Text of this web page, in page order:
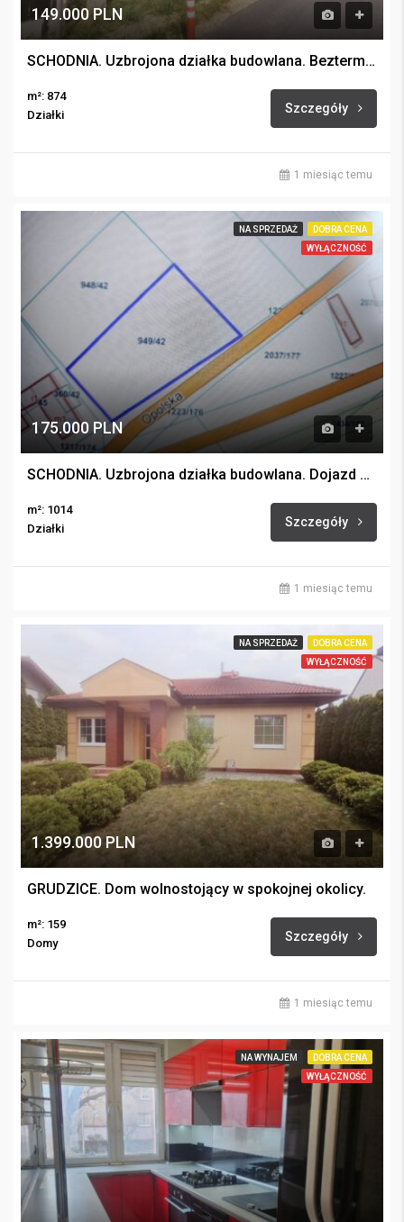
149.000 PLN
SCHODNIA. Uzbrojona działka budowlana. Bezterminowe warunki zabudowy.
m²: 874
Działki
Szczegóły
1 miesiąc temu
NA SPRZEDAŻ
DOBRA CENA
WYŁĄCZNOŚĆ
175.000 PLN
SCHODNIA. Uzbrojona działka budowlana. Dojazd asfaltowy.
m²: 1014
Działki
Szczegóły
1 miesiąc temu
NA SPRZEDAŻ
DOBRA CENA
WYŁĄCZNOŚĆ
1.399.000 PLN
GRUDZICE. Dom wolnostojący w spokojnej okolicy.
m²: 159
Domy
Szczegóły
1 miesiąc temu
NA WYNAJEM
DOBRA CENA
WYŁĄCZNOŚĆ